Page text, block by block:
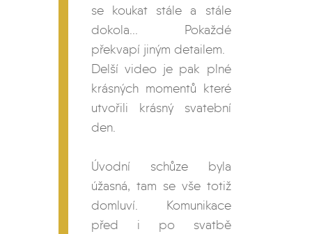
se koukat stále a stále
dokola... Pokaždé
překvapí jiným detailem.
Delší video je pak plné
krásných momentů které
utvořili krásný svatební
den.
Úvodní schůze byla
úžasná, tam se vše totiž
domluví. Komunikace
před i po svatbě